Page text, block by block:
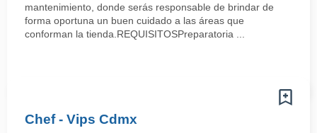
mantenimiento, donde serás responsable de brindar de
forma oportuna un buen cuidado a las áreas que
conforman la tienda.REQUISITOSPreparatoria ...
Chef - Vips Cdmx